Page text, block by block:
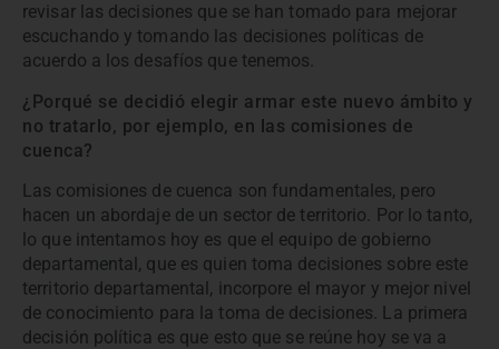
revisar las decisiones que se han tomado para mejorar
escuchando y tomando las decisiones políticas de
acuerdo a los desafíos que tenemos.
¿Porqué se decidió elegir armar este nuevo ámbito y
no tratarlo, por ejemplo, en las comisiones de
cuenca?
Las comisiones de cuenca son fundamentales, pero
hacen un abordaje de un sector de territorio. Por lo tanto,
lo que intentamos hoy es que el equipo de gobierno
departamental, que es quien toma decisiones sobre este
territorio departamental, incorpore el mayor y mejor nivel
de conocimiento para la toma de decisiones. La primera
decisión política es que esto que se reúne hoy se va a